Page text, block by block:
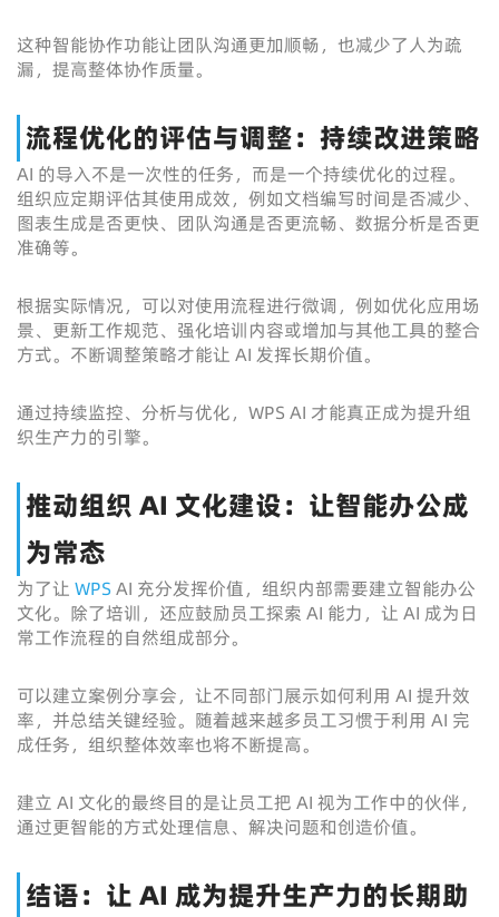
这种智能协作功能让团队沟通更加顺畅，也减少了人为疏
漏，提高整体协作质量。
流程优化的评估与调整：持续改进策略
AI 的导入不是一次性的任务，而是一个持续优化的过程。
组织应定期评估其使用成效，例如文档编写时间是否减少、
图表生成是否更快、团队沟通是否更流畅、数据分析是否更
准确等。
根据实际情况，可以对使用流程进行微调，例如优化应用场
景、更新工作规范、强化培训内容或增加与其他工具的整合
方式。不断调整策略才能让 AI 发挥长期价值。
通过持续监控、分析与优化，WPS AI 才能真正成为提升组
织生产力的引擎。
推动组织 AI 文化建设：让智能办公成
为常态
为了让 WPS AI 充分发挥价值，组织内部需要建立智能办公
文化。除了培训，还应鼓励员工探索 AI 能力，让 AI 成为日
常工作流程的自然组成部分。
可以建立案例分享会，让不同部门展示如何利用 AI 提升效
率，并总结关键经验。随着越来越多员工习惯于利用 AI 完
成任务，组织整体效率也将不断提高。
建立 AI 文化的最终目的是让员工把 AI 视为工作中的伙伴，
通过更智能的方式处理信息、解决问题和创造价值。
结语：让 AI 成为提升生产力的长期助